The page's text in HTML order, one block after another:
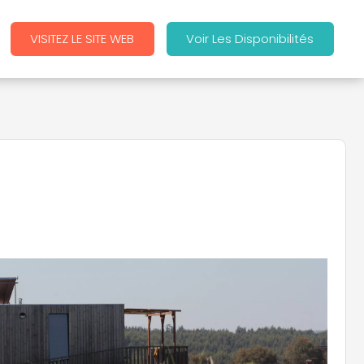
VISITEZ LE SITE WEB Voir Les Disponibilités